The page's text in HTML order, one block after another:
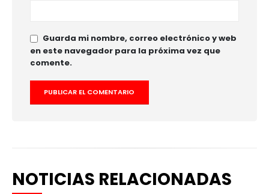
Guarda mi nombre, correo electrónico y web
en este navegador para la próxima vez que
comente.
NOTICIAS RELACIONADAS